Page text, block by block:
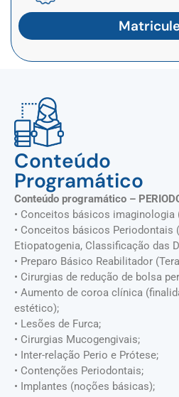
Conteúdo
Programático
Conteúdo programático –
• Conceitos básicos imaginologia
• Conceitos básicos
Etiopatogenia, Classificação das
• Preparo Básico Reabilitador
• ⁠Cirurgias de redução de bolsa
•⁠ ⁠Aumento de coroa clínica
estético);
• Lesões de Furca;
• Cirurgias Mucogengivais;
• Inter-relação Perio e Prótese;
•⁠ ⁠Contenções Periodontais;
• Implantes (noções básicas);